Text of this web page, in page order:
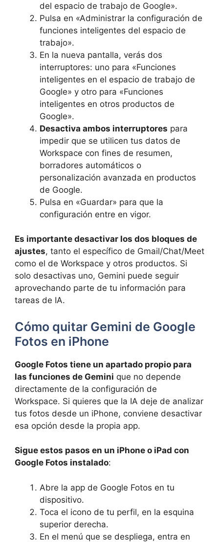
del espacio de trabajo de Google».
Pulsa en «Administrar la configuración de
funciones inteligentes del espacio de
trabajo».
En la nueva pantalla, verás dos
interruptores: uno para «Funciones
inteligentes en el espacio de trabajo de
Google» y otro para «Funciones
inteligentes en otros productos de
Google».
Desactiva ambos interruptores para
impedir que se utilicen tus datos de
Workspace con fines de resumen,
borradores automáticos o
personalización avanzada en productos
de Google.
Pulsa en «Guardar» para que la
configuración entre en vigor.
Es importante desactivar los dos bloques de
ajustes, tanto el específico de Gmail/Chat/Meet
como el de Workspace y otros productos. Si
solo desactivas uno, Gemini puede seguir
aprovechando parte de tu información para
tareas de IA.
Cómo quitar Gemini de Google
Fotos en iPhone
Google Fotos tiene un apartado propio para
las funciones de Gemini que no depende
directamente de la configuración de
Workspace. Si quieres que la IA deje de analizar
tus fotos desde un iPhone, conviene desactivar
esa opción desde la propia app.
Sigue estos pasos en un iPhone o iPad con
Google Fotos instalado:
Abre la app de Google Fotos en tu
dispositivo.
Toca el icono de tu perfil, en la esquina
superior derecha.
En el menú que se despliega, entra en